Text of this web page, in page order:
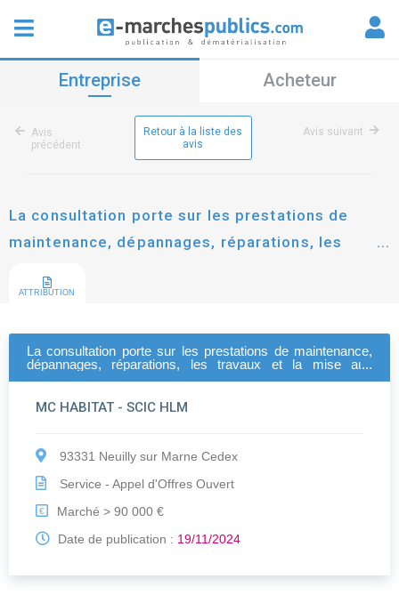
Entreprise Acheteur
Avis
précédent
Retour à la liste des
avis
Avis suivant
La consultation porte sur les prestations de
maintenance, dépannages, réparations, les
ascenseurs et plates-formes élévatrices de mc
ATTRIBUTION
La consultation porte sur les prestations de maintenance,
dépannages, réparations, les travaux et la mise aux
MC HABITAT - SCIC HLM
93331 Neuilly sur Marne Cedex
Service - Appel d'Offres Ouvert
€
Marché > 90 000 €
Date de publication : 19/11/2024